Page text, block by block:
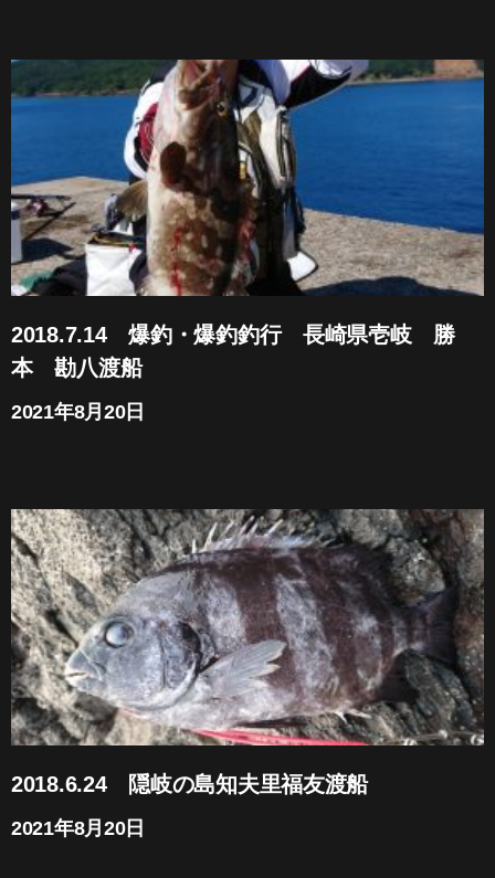
2018.7.14 爆釣・爆釣釣行 長崎県壱岐 勝
本 勘八渡船
2021年8月20日
2018.6.24 隠岐の島知夫里福友渡船
2021年8月20日